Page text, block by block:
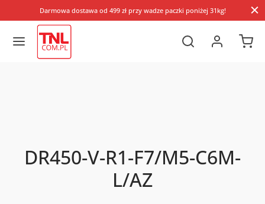
Darmowa dostawa od 499 zł przy wadze paczki poniżej 31kg!
DR450-V-R1-F7/M5-C6M-
L/AZ